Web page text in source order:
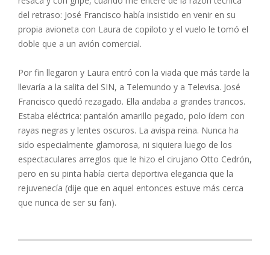
del retraso: José Francisco había insistido en venir en su
propia avioneta con Laura de copiloto y el vuelo le tomó el
doble que a un avión comercial.
Por fin llegaron y Laura entró con la viada que más tarde la
llevaría a la salita del SIN, a Telemundo y a Televisa. José
Francisco quedó rezagado. Ella andaba a grandes trancos.
Estaba eléctrica: pantalón amarillo pegado, polo ídem con
rayas negras y lentes oscuros. La avispa reina. Nunca ha
sido especialmente glamorosa, ni siquiera luego de los
espectaculares arreglos que le hizo el cirujano Otto Cedrón,
pero en su pinta había cierta deportiva elegancia que la
rejuvenecía (dije que en aquel entonces estuve más cerca
que nunca de ser su fan).